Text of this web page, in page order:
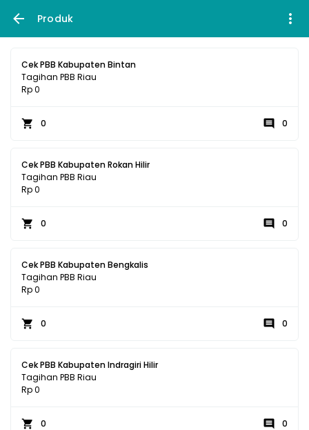
Produk
Cek PBB Kabupaten Bintan
Tagihan PBB Riau
Rp 0
0 0
Cek PBB Kabupaten Rokan Hilir
Tagihan PBB Riau
Rp 0
0 0
Cek PBB Kabupaten Bengkalis
Tagihan PBB Riau
Rp 0
0 0
Cek PBB Kabupaten Indragiri Hilir
Tagihan PBB Riau
Rp 0
0 0